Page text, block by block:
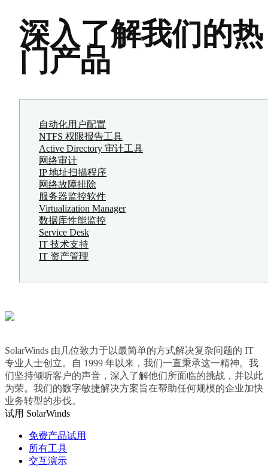
深入了解我们的热
门产品
自动化用户配置
NTFS 权限报告工具
Active Directory 审计工具
网络审计
IP 地址扫描程序
网络故障排除
服务器监控软件
Virtualization Manager
数据库性能监控
Service Desk
IT 技术支持
IT 资产管理
SolarWinds 由几位致力于以最简单的方式解决复杂问题的 IT
专业人士创立。自 1999 年以来，我们一直秉承这一精神。我
们坚持倾听客户的声音，深入了解他们所面临的挑战，并以此
为荣。我们的数字敏捷解决方案旨在帮助任何规模的企业加快
业务转型的步伐。
试用 SolarWinds
免费产品试用
所有工具
交互演示